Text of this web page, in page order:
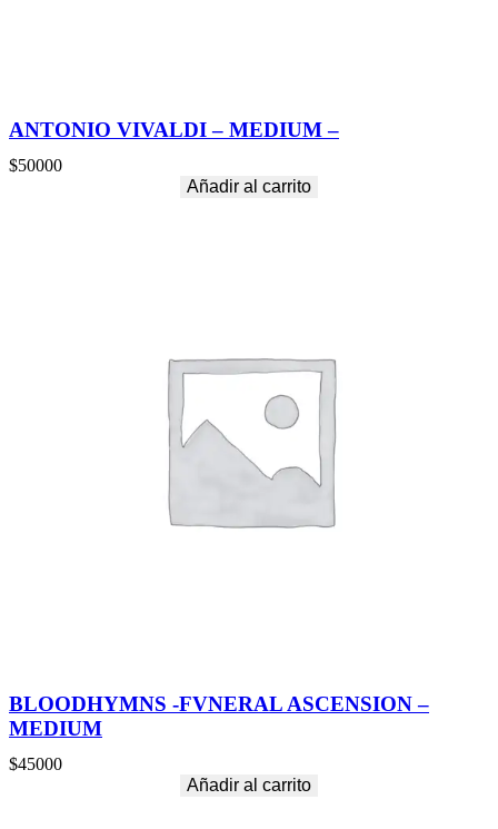
ANTONIO VIVALDI – MEDIUM –
$50000
Añadir al carrito
BLOODHYMNS -FVNERAL ASCENSION –
MEDIUM
$45000
Añadir al carrito